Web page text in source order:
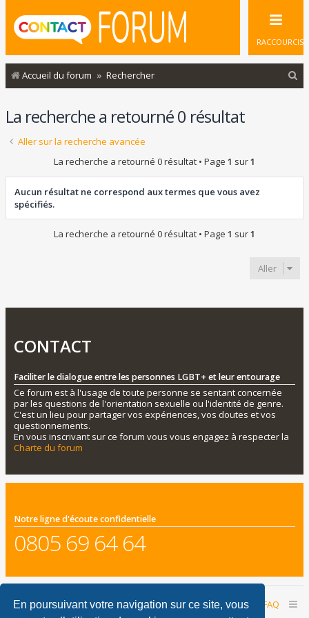
En poursuivant votre navigation sur ce site, vous
RACCOURCIS
Accueil du forum Rechercher
La recherche a retourné 0 résultat
Aller sur la recherche avancée
La recherche a retourné 0 résultat • Page 1 sur1
Aucun résultat ne correspond aux termes que vous avez
spécifiés.
La recherche a retourné 0 résultat • Page 1 sur1
Aller
CONTACT
Faciliter le dialogue entre les personnes LGBT+ et leur entourage
Ce forum est à l'usage de toute personne se sentant concernée
par les questions de l'orientation sexuelle ou l'identité de genre.
C'est un lieu pour partager vos expériences, vos doutes et vos
questionnements.
En vous inscrivant sur ce forum vous vous engagez à respecter la
Charte du forum
Notre ligne d'écoute confidentielle
0805 69 64 64
Accueil du forum FAQ
Nous contacter